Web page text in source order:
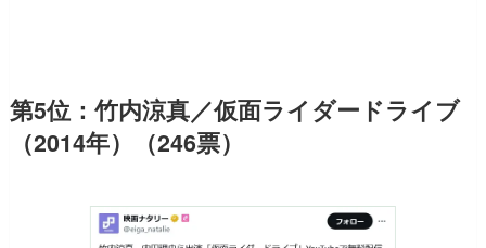
第5位：竹内涼真／仮面ライダードライブ
（2014年）（246票）